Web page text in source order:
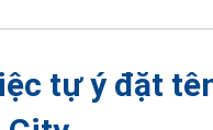
tự ý đặt